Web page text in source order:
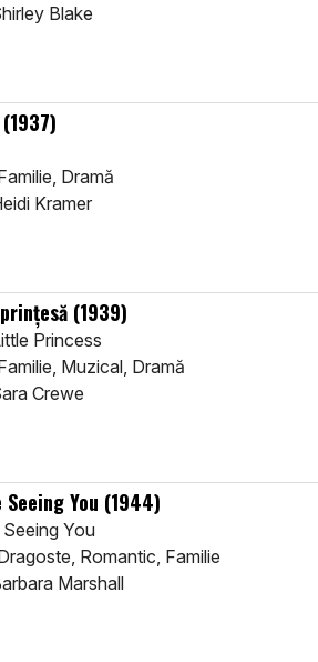
Blake
(1937)
Dramă
Kramer
(1939)
Princess
Muzical, Dramă
Crewe
You (1944)
You
Romantic, Familie
Marshall